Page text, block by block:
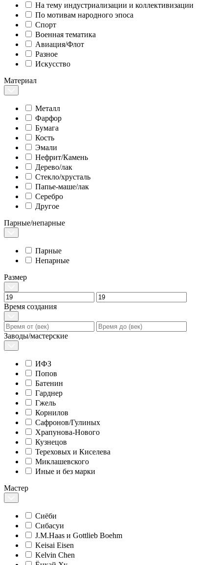
На тему индустриализации и коллективизации
По мотивам народного эпоса
Спорт
Военная тематика
Авиация/Флот
Разное
Искусство
Материал
Металл
Фарфор
Бумага
Кость
Эмали
Нефрит/Камень
Дерево/лак
Стекло/хрусталь
Папье-маше/лак
Серебро
Другое
Парные/непарные
Парные
Непарные
Размер
Время создания
Заводы/мастерские
ИФЗ
Попов
Батенин
Гарднер
Гжель
Корнилов
Сафронов/Гулиных
Храпунова-Нового
Кузнецов
Тереховых и Киселева
Миклашевского
Иные и без марки
Мастер
Сиёби
Сибасуи
J.M.Haas и Gottlieb Boehm
Keisai Eisen
Kelvin Chen